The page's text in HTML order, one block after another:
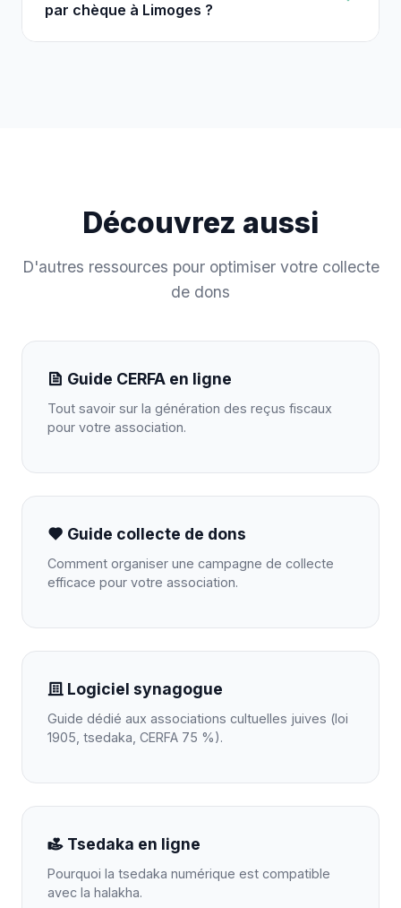
par chèque à Limoges ?
Découvrez aussi
D'autres ressources pour optimiser votre collecte
de dons
Guide CERFA en ligne
Tout savoir sur la génération des reçus fiscaux
pour votre association.
Guide collecte de dons
Comment organiser une campagne de collecte
efficace pour votre association.
Logiciel synagogue
Guide dédié aux associations cultuelles juives (loi
1905, tsedaka, CERFA 75 %).
Tsedaka en ligne
Pourquoi la tsedaka numérique est compatible
avec la halakha.